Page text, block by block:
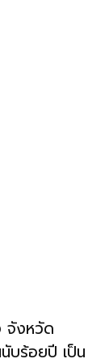
จังหวัด
บร้อยปี เป็น